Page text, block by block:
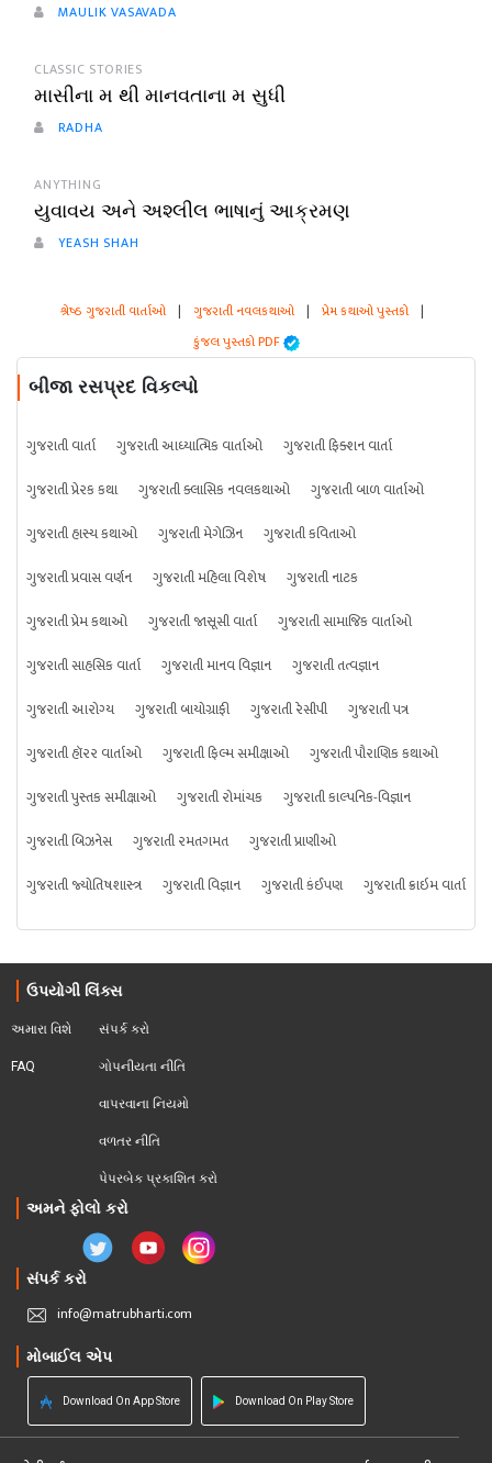
MAULIK VASAVADA
CLASSIC STORIES
માસીના મ થી માનવતાના મ સુધી
RADHA
ANYTHING
યુવાવય અને અશ્લીલ ભાષાનું આક્રમણ
YEASH SHAH
શ્રેષ્ઠ ગુજરાતી વાર્તાઓ | ગુજરાતી નવલકથાઓ | પ્રેમ કથાઓ પુસ્તકો |
કુંજલ પુસ્તકો PDF
બીજા રસપ્રદ વિકલ્પો
ગુજરાતી વાર્તા ગુજરાતી આધ્યાત્મિક વાર્તાઓ
ગુજરાતી ફિક્શન વાર્તા
ગુજરાતી પ્રેરક કથા
ગુજરાતી ક્લાસિક નવલકથાઓ
ગુજરાતી બાળ વાર્તાઓ
ગુજરાતી હાસ્ય કથાઓ
ગુજરાતી મેગેઝિન
ગુજરાતી કવિતાઓ
ગુજરાતી પ્રવાસ વર્ણન
ગુજરાતી મહિલા વિશેષ
ગુજરાતી નાટક
ગુજરાતી પ્રેમ કથાઓ
ગુજરાતી જાસૂસી વાર્તા
ગુજરાતી સામાજિક વાર્તાઓ
ગુજરાતી સાહસિક વાર્તા
ગુજરાતી માનવ વિજ્ઞાન
ગુજરાતી તત્વજ્ઞાન
ગુજરાતી આરોગ્ય
ગુજરાતી બાયોગ્રાફી ગુજરાતી રેસીપી
ગુજરાતી પત્ર
ગુજરાતી હૉરર વાર્તાઓ
ગુજરાતી ફિલ્મ સમીક્ષાઓ
ગુજરાતી પૌરાણિક કથાઓ
ગુજરાતી પુસ્તક સમીક્ષાઓ
ગુજરાતી રોમાંચક
ગુજરાતી કાલ્પનિક-વિજ્ઞાન
ગુજરાતી બિઝનેસ
ગુજરાતી રમતગમત
ગુજરાતી પ્રાણીઓ
ગુજરાતી જ્યોતિષશાસ્ત્ર
ગુજરાતી વિજ્ઞાન ગુજરાતી કંઈપણ ગુજરાતી ક્રાઇમ વાર્તા
ઉપયોગી લિંક્સ
અમારા વિશે
FAQ
સંપર્ક કરો
ગોપનીયતા નીતિ
વાપરવાના નિયમો
વળતર નીતિ
પેપરબેક પ્રકાશિત કરો
અમને ફોલો કરો
સંપર્ક કરો
info@matrubharti.com
મોબાઈલ એપ
Download On App Store Download On Play Store